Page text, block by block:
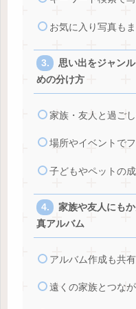
お気に入り写真も
思い出をジャン
めの分け方
家族・友人と過ご
場所やイベントで
子どもやペットの
家族や友人にも
真アルバム
アルバム作成も共
遠くの家族とつな